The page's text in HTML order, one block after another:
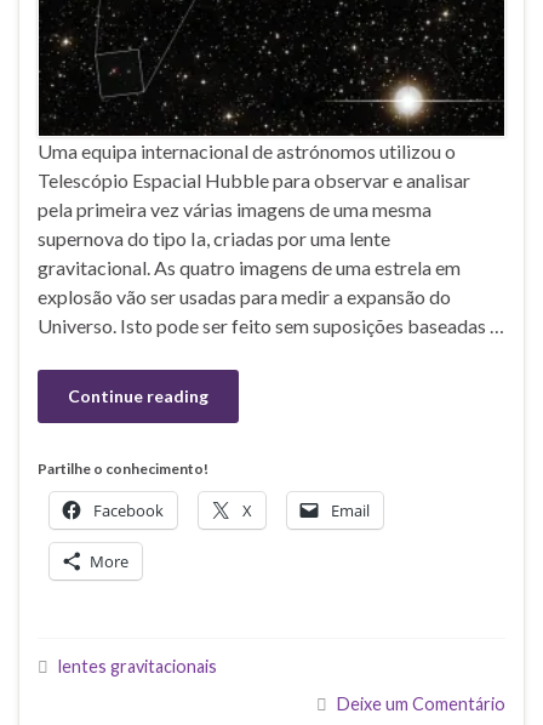
Uma equipa internacional de astrónomos utilizou o
Telescópio Espacial Hubble para observar e analisar
pela primeira vez várias imagens de uma mesma
supernova do tipo Ia, criadas por uma lente
gravitacional. As quatro imagens de uma estrela em
explosão vão ser usadas para medir a expansão do
Universo. Isto pode ser feito sem suposições baseadas …
Continue reading
Partilhe o conhecimento!
Facebook X Email
More
lentes gravitacionais
Deixe um Comentário